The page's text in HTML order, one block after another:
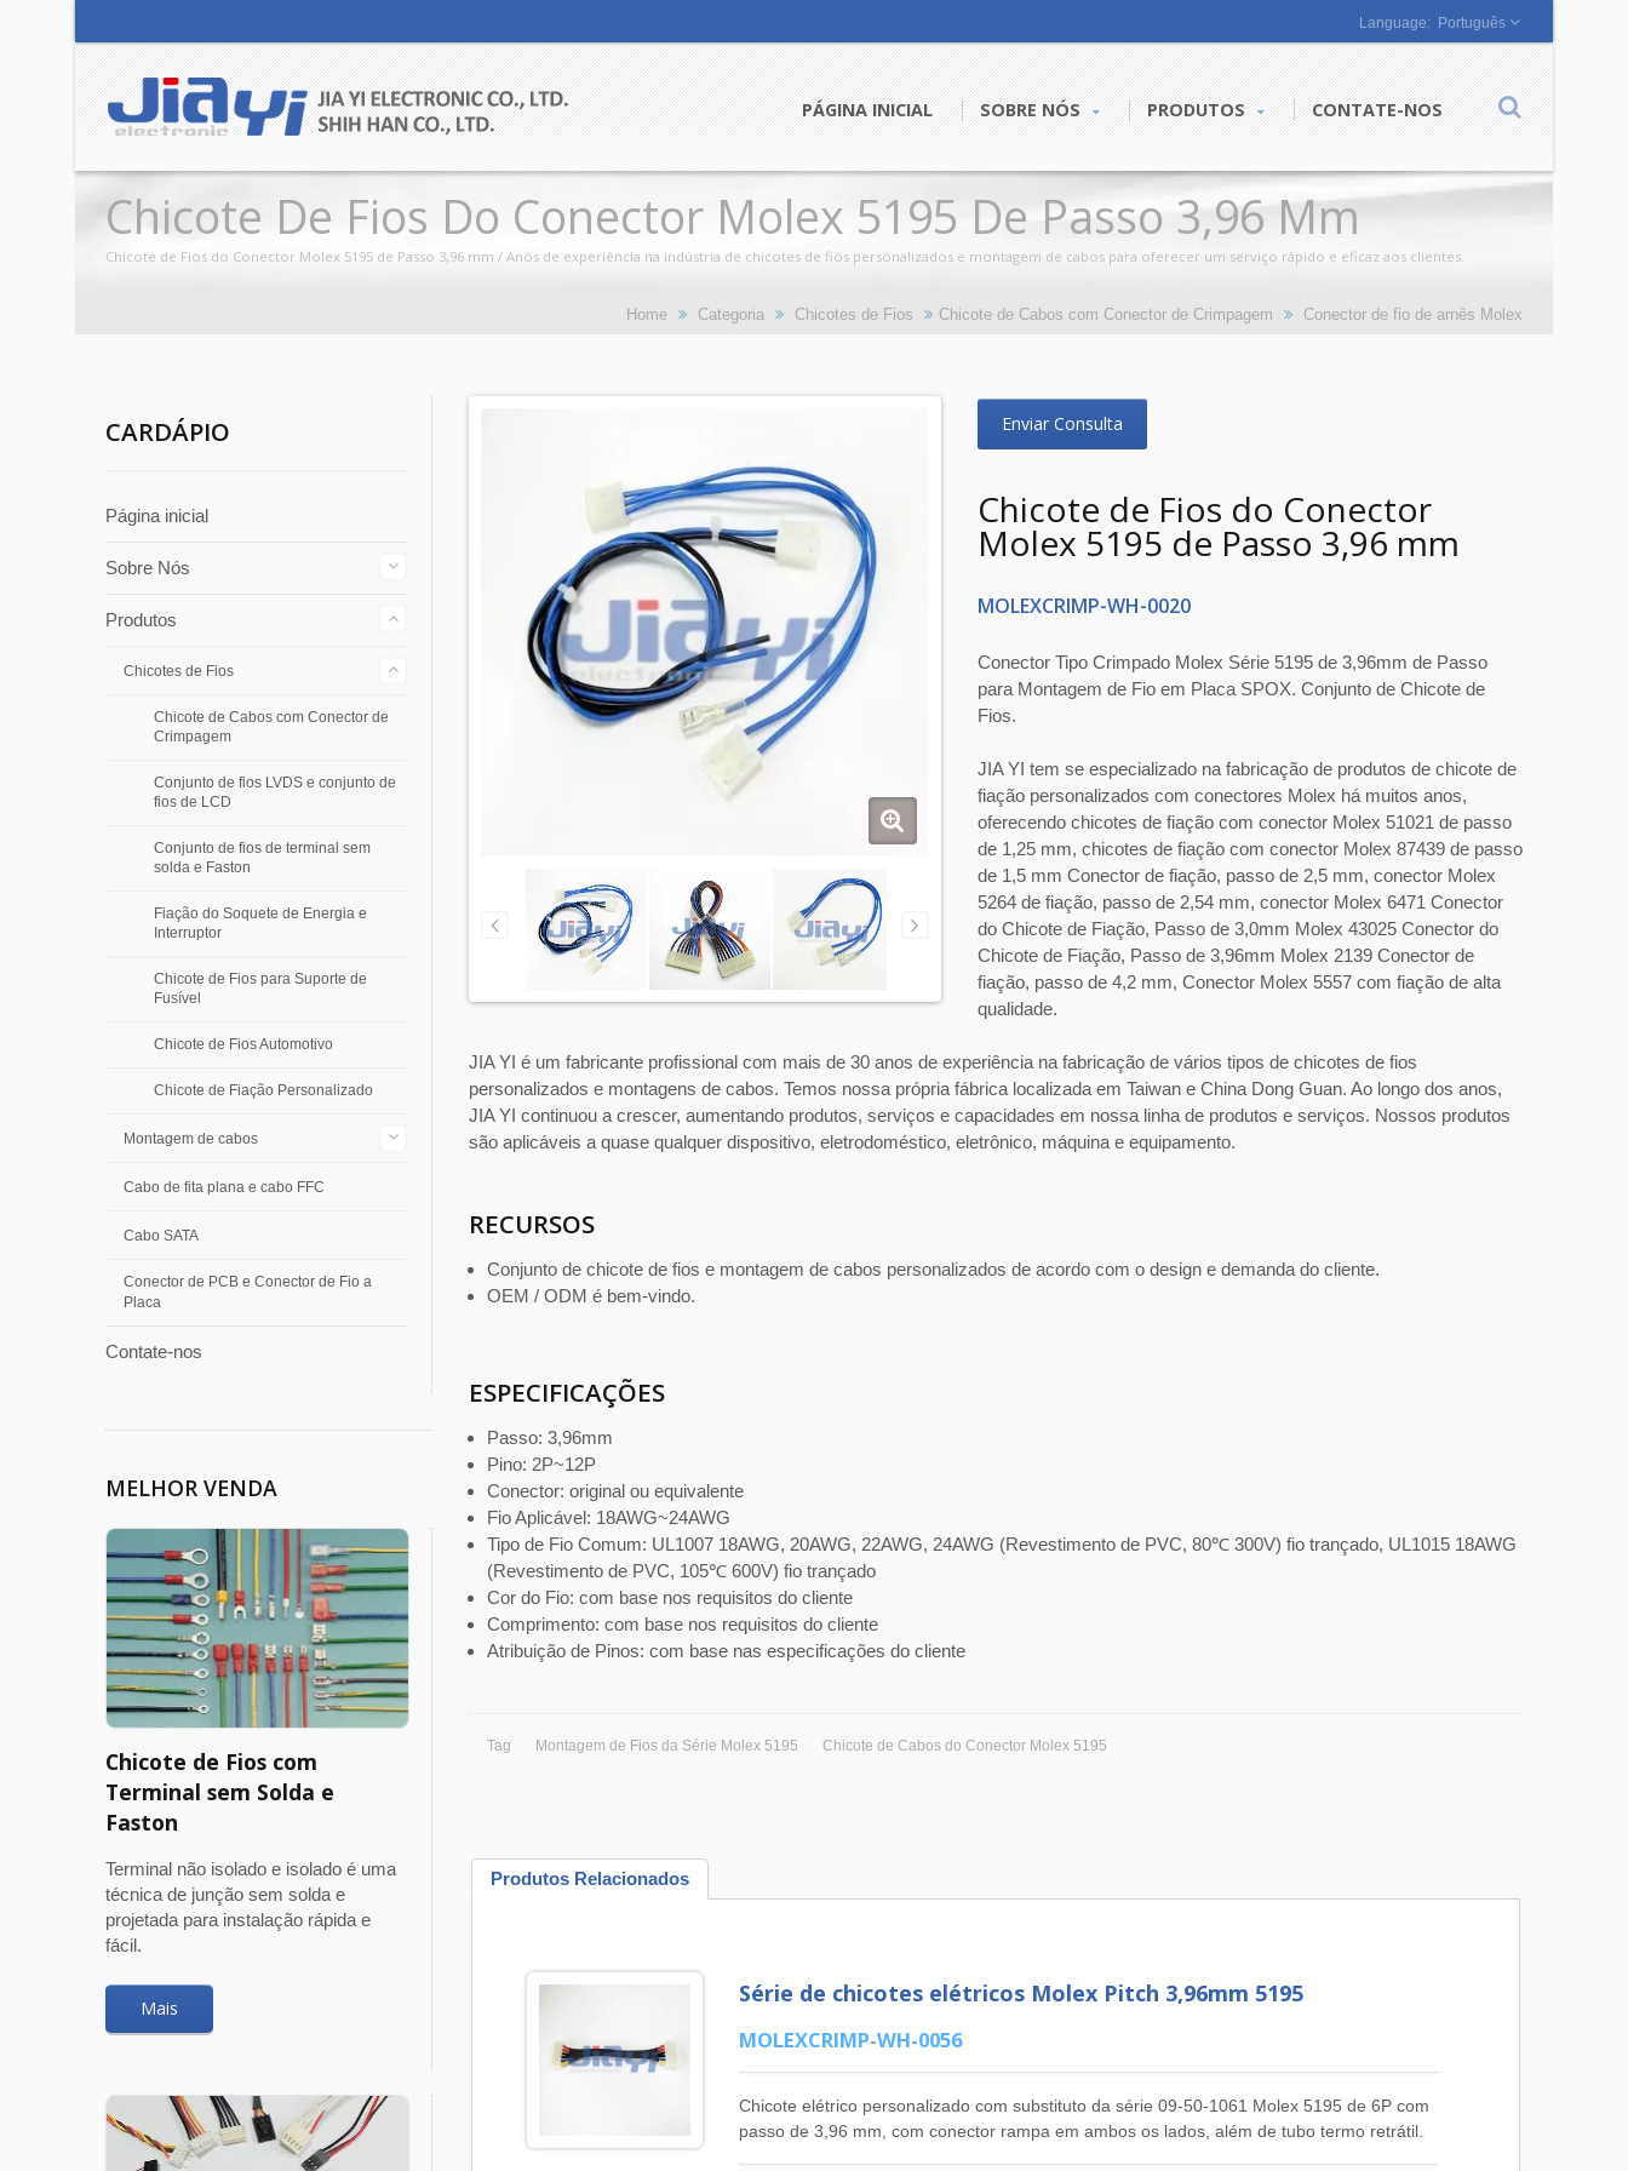
Português
PÁGINA INICIAL SOBRE NÓS PRODUTOS CONTATE-NOS
Chicote De Fios Do Conector Molex 5195 De Passo 3,96 Mm
Chicote de Fios do Conector Molex 5195 de Passo 3,96 mm / Anos de experiência na indústria de chicotes de fios personalizados e montagem de cabos para oferecer um serviço rápido e eficaz aos clientes.
Home Categoria Chicotes de Fios Chicote de Cabos com Conector de Crimpagem Conector de fio de arnês Molex
CARDÁPIO
Página inicial
Sobre Nós
Produtos
Chicotes de Fios
Chicote de Cabos com Conector de
Crimpagem
Conjunto de fios LVDS e conjunto de
fios de LCD
Conjunto de fios de terminal sem
solda e Faston
Fiação do Soquete de Energia e
Interruptor
Chicote de Fios para Suporte de
Fusível
Chicote de Fios Automotivo
Chicote de Fiação Personalizado
Montagem de cabos
Cabo de fita plana e cabo FFC
Cabo SATA
Conector de PCB e Conector de Fio a
Placa
Contate-nos
MELHOR VENDA
Chicote de Fios com
Terminal sem Solda e
Faston
Terminal não isolado e isolado é uma
técnica de junção sem solda e
projetada para instalação rápida e
fácil.
Mais
Enviar Consulta
Chicote de Fios do Conector
Molex 5195 de Passo 3,96 mm
MOLEXCRIMP-WH-0020
Conector Tipo Crimpado Molex Série 5195 de 3,96mm de Passo
para Montagem de Fio em Placa SPOX. Conjunto de Chicote de
Fios.
JIA YI tem se especializado na fabricação de produtos de chicote de
fiação personalizados com conectores Molex há muitos anos,
oferecendo chicotes de fiação com conector Molex 51021 de passo
de 1,25 mm, chicotes de fiação com conector Molex 87439 de passo
de 1,5 mm Conector de fiação, passo de 2,5 mm, conector Molex
5264 de fiação, passo de 2,54 mm, conector Molex 6471 Conector
do Chicote de Fiação, Passo de 3,0mm Molex 43025 Conector do
Chicote de Fiação, Passo de 3,96mm Molex 2139 Conector de
fiação, passo de 4,2 mm, Conector Molex 5557 com fiação de alta
qualidade.
JIA YI é um fabricante profissional com mais de 30 anos de experiência na fabricação de vários tipos de chicotes de fios
personalizados e montagens de cabos. Temos nossa própria fábrica localizada em Taiwan e China Dong Guan. Ao longo dos anos,
JIA YI continuou a crescer, aumentando produtos, serviços e capacidades em nossa linha de produtos e serviços. Nossos produtos
são aplicáveis a quase qualquer dispositivo, eletrodoméstico, eletrônico, máquina e equipamento.
RECURSOS
Conjunto de chicote de fios e montagem de cabos personalizados de acordo com o design e demanda do cliente.
OEM / ODM é bem-vindo.
ESPECIFICAÇÕES
Passo: 3,96mm
Pino: 2P~12P
Conector: original ou equivalente
Fio Aplicável: 18AWG~24AWG
Tipo de Fio Comum: UL1007 18AWG, 20AWG, 22AWG, 24AWG (Revestimento de PVC, 80℃ 300V) fio trançado, UL1015 18AWG
(Revestimento de PVC, 105℃ 600V) fio trançado
Cor do Fio: com base nos requisitos do cliente
Comprimento: com base nos requisitos do cliente
Atribuição de Pinos: com base nas especificações do cliente
Tag Montagem de Fios da Série Molex 5195 Chicote de Cabos do Conector Molex 5195
Produtos Relacionados
Série de chicotes elétricos Molex Pitch 3,96mm 5195
MOLEXCRIMP-WH-0056
Chicote elétrico personalizado com substituto da série 09-50-1061 Molex 5195 de 6P com
passo de 3,96 mm, com conector rampa em ambos os lados, além de tubo termo retrátil.